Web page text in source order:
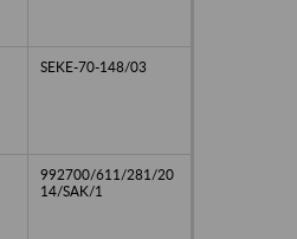
SEKE-70-148/03
992700/611/281/20
14/SAK/1